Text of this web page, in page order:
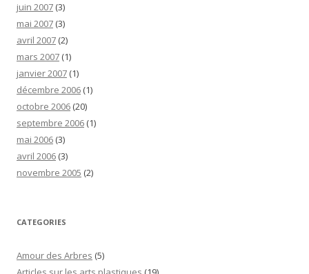
juin 2007 (3)
mai 2007 (3)
avril 2007 (2)
mars 2007 (1)
janvier 2007 (1)
décembre 2006 (1)
octobre 2006 (20)
septembre 2006 (1)
mai 2006 (3)
avril 2006 (3)
novembre 2005 (2)
CATEGORIES
Amour des Arbres (5)